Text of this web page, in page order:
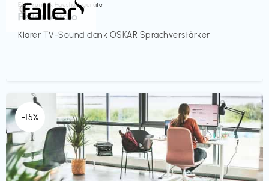
Elektronik & Haushaltsgeräte
Faller Audio
Klarer TV-Sound dank OSKAR Sprachverstärker
€‎
-15%